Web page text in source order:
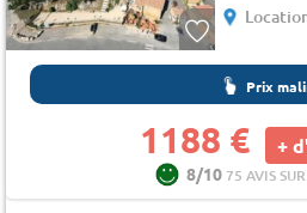
Prix
1188 € +
8/1075 AVIS